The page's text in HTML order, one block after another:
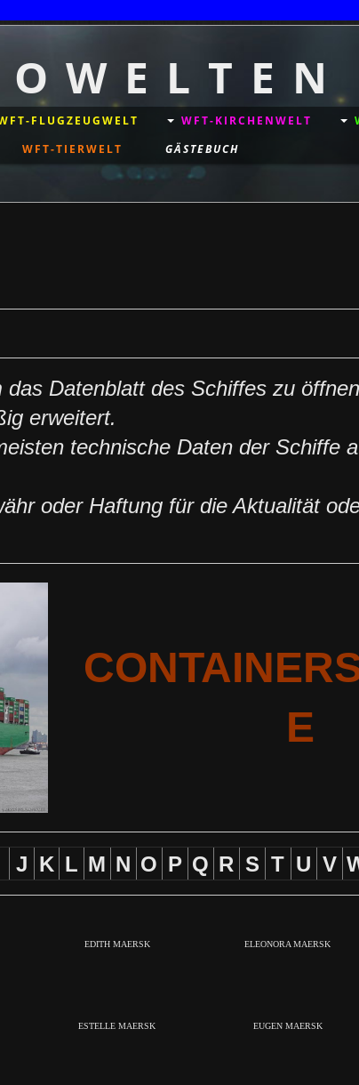
W E L T E N
FLUGZEUGWELT WFT-KIRCHENWELT
WFT-TIERWELT GÄSTEBUCH
Datenblatt des Schiffes zu
erweitert.
technische Daten der Schiffe
oder Haftung für die Aktualität
E
J K L M N O P Q R S T U V
EDITH MAERSK ELEONORA MAERSK
ESTELLE MAERSK EUGEN MAERSK